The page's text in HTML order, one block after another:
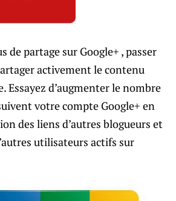
de partage sur Google+ , passer
activement le contenu
Essayez d’augmenter le nombre
votre compte Google+ en
des liens d’autres blogueurs et
utilisateurs actifs sur